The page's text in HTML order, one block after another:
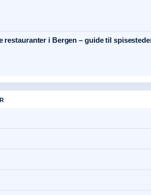
restauranter i Bergen – guide til